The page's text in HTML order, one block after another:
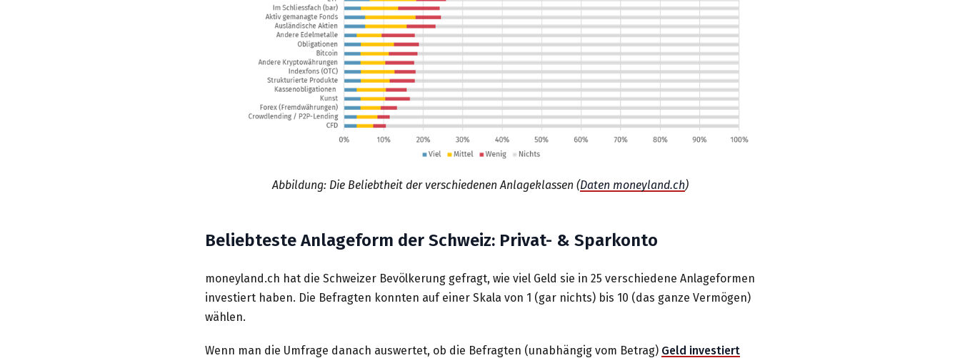
Abbildung: Die Beliebtheit der verschiedenen Anlageklassen (Daten moneyland.ch)
Beliebteste Anlageform der Schweiz: Privat- & Sparkonto
moneyland.ch hat die Schweizer Bevölkerung gefragt, wie viel Geld sie in 25 verschiedene Anlageformen
investiert haben. Die Befragten konnten auf einer Skala von 1 (gar nichts) bis 10 (das ganze Vermögen)
wählen.
Wenn man die Umfrage danach auswertet, ob die Befragten (unabhängig vom Betrag) Geld investiert